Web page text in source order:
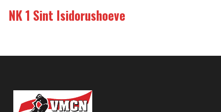
NK 1 Sint Isidorushoeve